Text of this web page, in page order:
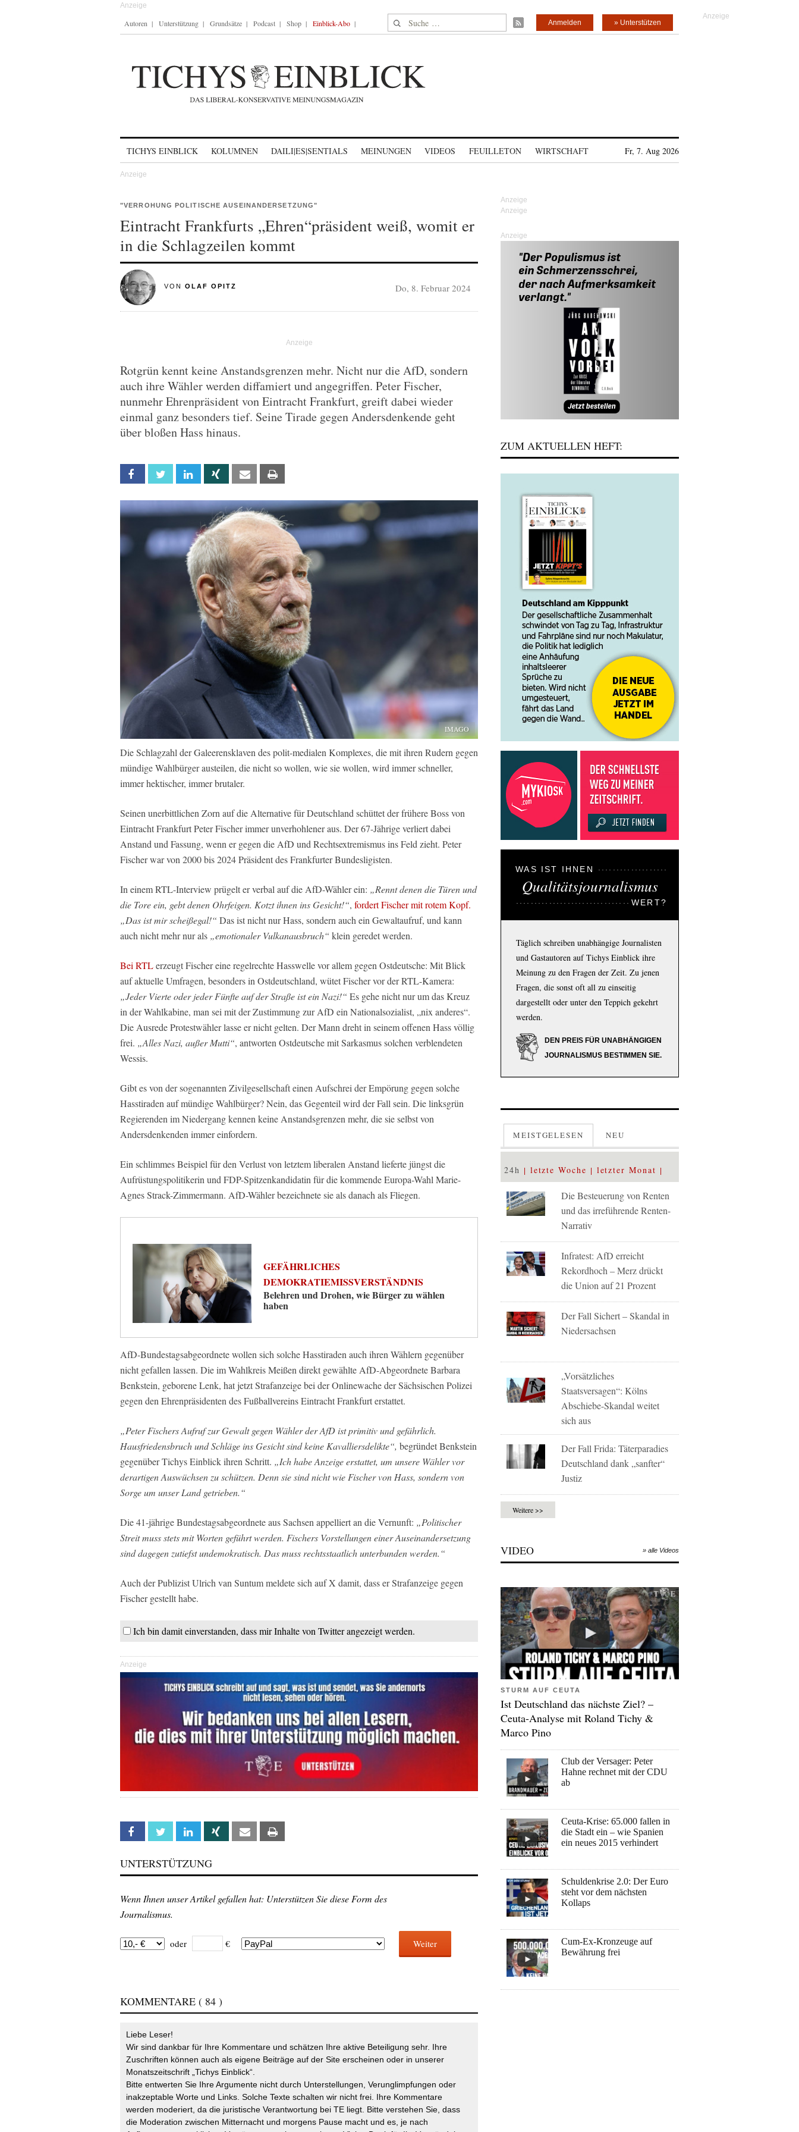
Autoren Unterstützung Grundsätze Podcast Shop Einblick-Abo Suche nach: » Unterstützen
Anmelden
TICHYS EINBLICK KOLUMNEN DAILI|ES|SENTIALS MEINUNGEN VIDEOS FEUILLETON WIRTSCHAFT Fr, 7. Aug 2026
"VERROHUNG POLITISCHE AUSEINANDERSETZUNG"
Eintracht Frankfurts „Ehren“präsident weiß, womit er
in die Schlagzeilen kommt
VON OLAF OPITZ Do, 8. Februar 2024
Rotgrün kennt keine Anstandsgrenzen mehr. Nicht nur die AfD, sondern
auch ihre Wähler werden diffamiert und angegriffen. Peter Fischer,
nunmehr Ehrenpräsident von Eintracht Frankfurt, greift dabei wieder
einmal ganz besonders tief. Seine Tirade gegen Andersdenkende geht
über bloßen Hass hinaus.
Facebook Twitter Linkedin Xing Email
IMAGO
Die Schlagzahl der Galeerensklaven des polit-medialen Komplexes, die mit ihren Rudern gegen
mündige Wahlbürger austeilen, die nicht so wollen, wie sie wollen, wird immer schneller,
immer hektischer, immer brutaler.
Seinen unerbittlichen Zorn auf die Alternative für Deutschland schüttet der frühere Boss von
Eintracht Frankfurt Peter Fischer immer unverhohlener aus. Der 67-Jährige verliert dabei
Anstand und Fassung, wenn er gegen die AfD und Rechtsextremismus ins Feld zieht. Peter
Fischer war von 2000 bis 2024 Präsident des Frankfurter Bundesligisten.
In einem RTL-Interview prügelt er verbal auf die AfD-Wähler ein: „Rennt denen die Türen und
die Tore ein, gebt denen Ohrfeigen. Kotzt ihnen ins Gesicht!“, fordert Fischer mit rotem Kopf.
„Das ist mir scheißegal!“ Das ist nicht nur Hass, sondern auch ein Gewaltaufruf, und kann
auch nicht mehr nur als „emotionaler Vulkanausbruch“ klein geredet werden.
Bei RTLerzeugt Fischer eine regelrechte Hasswelle vor allem gegen Ostdeutsche: Mit Blick
auf aktuelle Umfragen, besonders in Ostdeutschland, wütet Fischer vor der RTL-Kamera:
„Jeder Vierte oder jeder Fünfte auf der Straße ist ein Nazi!“ Es gehe nicht nur um das Kreuz
in der Wahlkabine, man sei mit der Zustimmung zur AfD ein Nationalsozialist, „nix anderes“.
Die Ausrede Protestwähler lasse er nicht gelten. Der Mann dreht in seinem offenen Hass völlig
frei. „Alles Nazi, außer Mutti“, antworten Ostdeutsche mit Sarkasmus solchen verblendeten
Wessis.
Gibt es von der sogenannten Zivilgesellschaft einen Aufschrei der Empörung gegen solche
Hasstiraden auf mündige Wahlbürger? Nein, das Gegenteil wird der Fall sein. Die linksgrün
Regierenden im Niedergang kennen keine Anstandsgrenzen mehr, die sie selbst von
Andersdenkenden immer einfordern.
Ein schlimmes Beispiel für den Verlust von letztem liberalen Anstand lieferte jüngst die
Aufrüstungspolitikerin und FDP-Spitzenkandidatin für die kommende Europa-Wahl Marie-
Agnes Strack-Zimmermann. AfD-Wähler bezeichnete sie als danach als Fliegen.
GEFÄHRLICHES
DEMOKRATIEMISSVERSTÄNDNIS
Belehren und Drohen, wie Bürger zu wählen
haben
AfD-Bundestagsabgeordnete wollen sich solche Hasstiraden auch ihren Wählern gegenüber
nicht gefallen lassen. Die im Wahlkreis Meißen direkt gewählte AfD-Abgeordnete Barbara
Benkstein, geborene Lenk, hat jetzt Strafanzeige bei der Onlinewache der Sächsischen Polizei
gegen den Ehrenpräsidenten des Fußballvereins Eintracht Frankfurt erstattet.
„Peter Fischers Aufruf zur Gewalt gegen Wähler der AfD ist primitiv und gefährlich.
Hausfriedensbruch und Schläge ins Gesicht sind keine Kavalliersdelikte“, begründet Benkstein
gegenüber Tichys Einblick ihren Schritt. „Ich habe Anzeige erstattet, um unsere Wähler vor
derartigen Auswüchsen zu schützen. Denn sie sind nicht wie Fischer von Hass, sondern von
Sorge um unser Land getrieben.“
Die 41-jährige Bundestagsabgeordnete aus Sachsen appelliert an die Vernunft: „Politischer
Streit muss stets mit Worten geführt werden. Fischers Vorstellungen einer Auseinandersetzung
sind dagegen zutiefst undemokratisch. Das muss rechtsstaatlich unterbunden werden.“
Auch der Publizist Ulrich van Suntum meldete sich auf X damit, dass er Strafanzeige gegen
Fischer gestellt habe.
Ich bin damit einverstanden, dass mir Inhalte von Twitter angezeigt werden.
Anzeige
Facebook Twitter Linkedin Xing Email
UNTERSTÜTZUNG
Wenn Ihnen unser Artikel gefallen hat: Unterstützen Sie diese Form des
Journalismus.
oder € Weiter
KOMMENTARE ( 84 )
Liebe Leser!
Wir sind dankbar für Ihre Kommentare und schätzen Ihre aktive Beteiligung sehr. Ihre
Zuschriften können auch als eigene Beiträge auf der Site erscheinen oder in unserer
Monatszeitschrift „Tichys Einblick“.
Bitte entwerten Sie Ihre Argumente nicht durch Unterstellungen, Verunglimpfungen oder
inakzeptable Worte und Links. Solche Texte schalten wir nicht frei. Ihre Kommentare
werden moderiert, da die juristische Verantwortung bei TE liegt. Bitte verstehen Sie, dass
die Moderation zwischen Mitternacht und morgens Pause macht und es, je nach
Anzeige
ZUM AKTUELLEN HEFT:
WAS IST IHNEN
Qualitätsjournalismus
WERT?
Täglich schreiben unabhängige Journalisten
und Gastautoren auf Tichys Einblick ihre
Meinung zu den Fragen der Zeit. Zu jenen
Fragen, die sonst oft all zu einseitig
dargestellt oder unter den Teppich gekehrt
werden.
DEN PREIS FÜR UNABHÄNGIGEN
JOURNALISMUS BESTIMMEN SIE.
MEISTGELESEN NEU
24h letzte Woche letzter Monat
Die Besteuerung von Renten
und das irreführende Renten-
Narrativ
Infratest: AfD erreicht
Rekordhoch – Merz drückt
die Union auf 21 Prozent
Der Fall Sichert – Skandal in
Niedersachsen
„Vorsätzliches
Staatsversagen“: Kölns
Abschiebe-Skandal weitet
sich aus
Der Fall Frida: Täterparadies
Deutschland dank „sanfter“
Justiz
Weitere >>
VIDEO » alle Videos
STURM AUF CEUTA
Ist Deutschland das nächste Ziel? –
Ceuta-Analyse mit Roland Tichy &
Marco Pino
Club der Versager: Peter
Hahne rechnet mit der CDU
ab
Ceuta-Krise: 65.000 fallen in
die Stadt ein – wie Spanien
ein neues 2015 verhindert
Schuldenkrise 2.0: Der Euro
steht vor dem nächsten
Kollaps
Cum-Ex-Kronzeuge auf
Bewährung frei